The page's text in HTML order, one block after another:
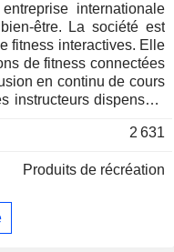
internationale
être. La société est
fitness interactives. Elle
de fitness connectées
en continu de cours
instructeurs dispensent
la course à pied et la
Les segments
des produits de fitness
de produits de
2 631
Produits de récréation